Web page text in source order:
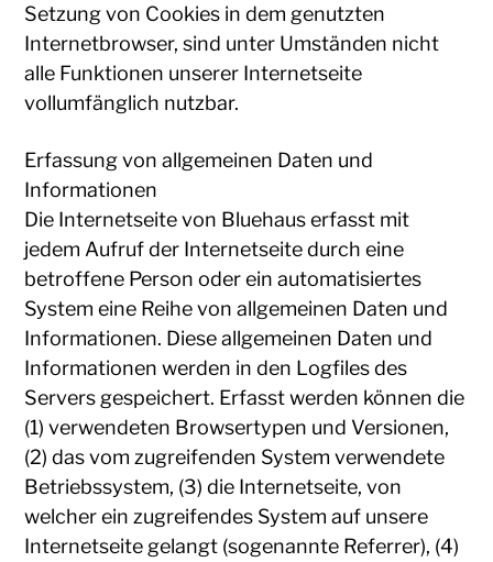
Setzung von Cookies in dem genutzten
Internetbrowser, sind unter Umständen nicht
alle Funktionen unserer Internetseite
vollumfänglich nutzbar.
Erfassung von allgemeinen Daten und
Informationen
Die Internetseite von Bluehaus erfasst mit
jedem Aufruf der Internetseite durch eine
betroffene Person oder ein automatisiertes
System eine Reihe von allgemeinen Daten und
Informationen. Diese allgemeinen Daten und
Informationen werden in den Logfiles des
Servers gespeichert. Erfasst werden können die
(1) verwendeten Browsertypen und Versionen,
(2) das vom zugreifenden System verwendete
Betriebssystem, (3) die Internetseite, von
welcher ein zugreifendes System auf unsere
Internetseite gelangt (sogenannte Referrer), (4)